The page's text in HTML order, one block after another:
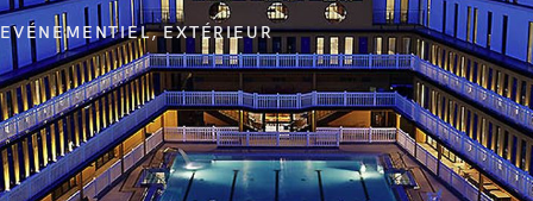
EVÉNEMENTIEL,EXTÉRIEUR